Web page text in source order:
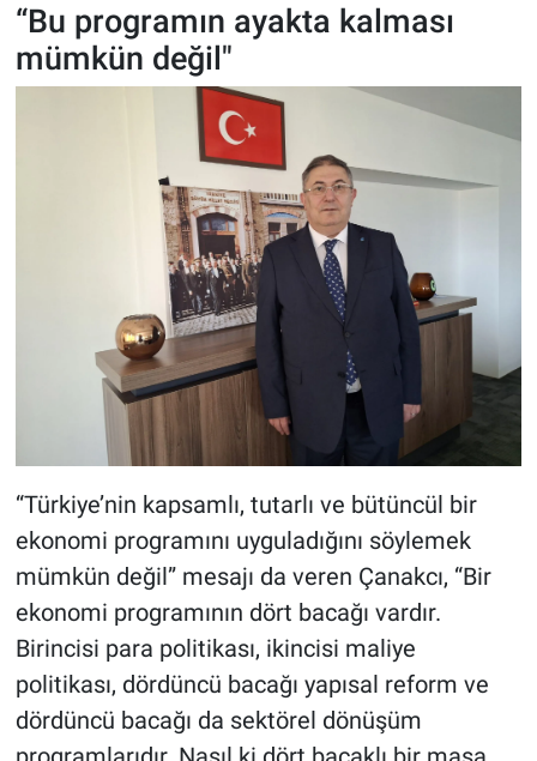
“Bu programın ayakta kalması
mümkün değil"
“Türkiye’nin kapsamlı, tutarlı ve bütüncül bir
ekonomi programını uyguladığını söylemek
mümkün değil” mesajı da veren Çanakcı, “Bir
ekonomi programının dört bacağı vardır.
Birincisi para politikası, ikincisi maliye
politikası, dördüncü bacağı yapısal reform ve
dördüncü bacağı da sektörel dönüşüm